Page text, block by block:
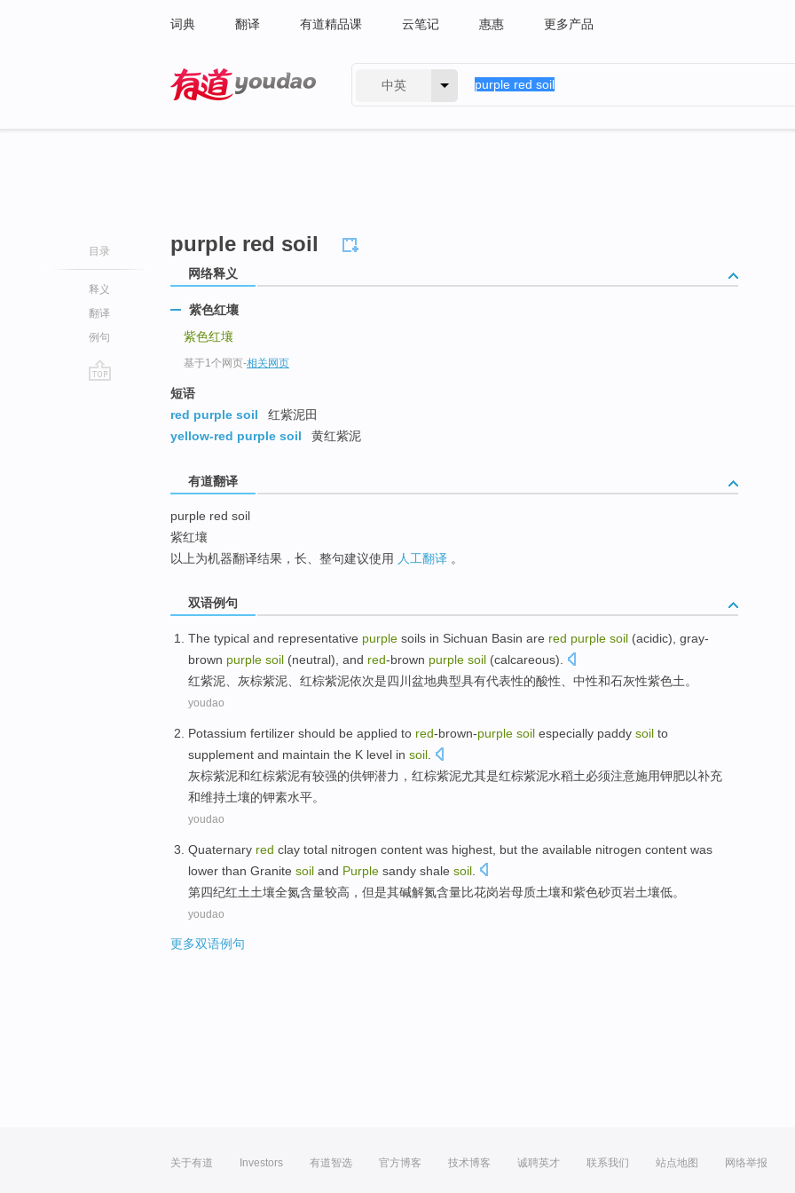
词典 翻译 有道精品课 云笔记 惠惠 更多产品
中英
目录
释义
翻译
例句
purple red soil
网络释义
紫色红壤
紫色红壤
基于1个网页-相关网页
短语
red purple soil
红紫泥田
yellow-red purple soil
黄红紫泥
有道翻译
purple red soil
紫红壤
以上为机器翻译结果，长、整句建议使用 人工翻译 。
双语例句
The typical and representative purple soils in Sichuan Basin are red purple soil (acidic), gray-
brown purple soil (neutral), and red-brown purple soil (calcareous).
红紫泥、灰棕紫泥、红棕紫泥依次是四川 盆地典型具有代表性的酸性、 中性和石灰性紫色土。
youdao
Potassium fertilizer should be applied to red-brown-purple soil especially paddy soil to
supplement and maintain the K level in soil
灰棕紫泥和红棕紫泥有较强的供钾潜力，红棕紫泥尤其是红棕紫泥水稻土必须注意施用钾肥以补充
和维持土壤的钾素水平。
youdao
Quaternary red clay total nitrogen content was highest but the available nitrogen content was
lower than Granite soil and Purple sandy shale soil
第四纪红土土壤全氮含量较高 ， 但是其碱解氮含量比花岗岩母质土壤和紫色砂页岩土壤低。
youdao
更多双语例句
关于有道 Investors 有道智选 官方博客 技术博客 诚聘英才 联系我们 站点地图 网络举报